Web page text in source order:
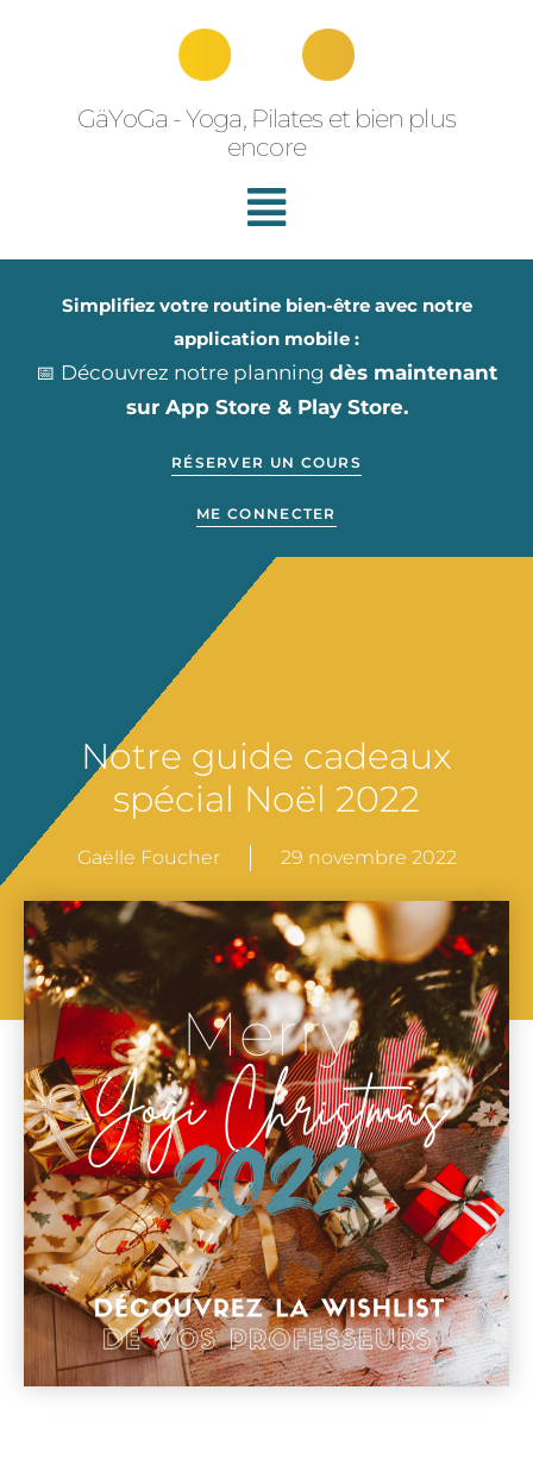
GäYoGa - Yoga, Pilates et bien plus
encore
Simplifiez votre routine bien-être avec notre
application mobile :
📅 Découvrez notre planning dès maintenant
sur App Store & Play Store.
RÉSERVER UN COURS
ME CONNECTER
Notre guide cadeaux
spécial Noël 2022
Gaëlle Foucher 29 novembre 2022